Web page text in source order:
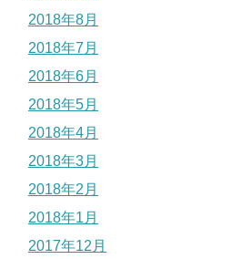
2018年8月
2018年7月
2018年6月
2018年5月
2018年4月
2018年3月
2018年2月
2018年1月
2017年12月